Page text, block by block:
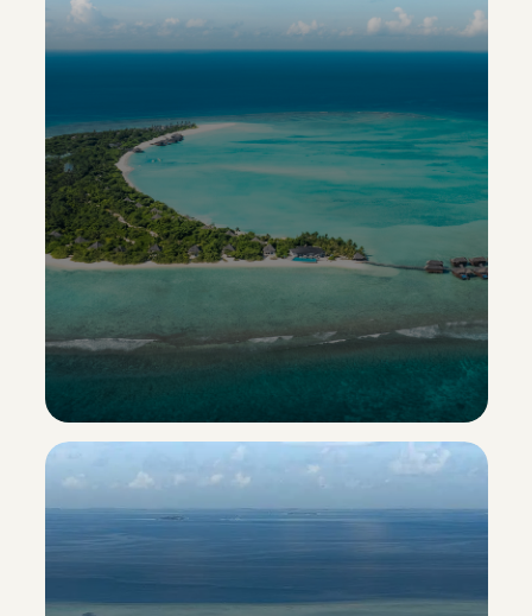
Scopri il resort ->
Hideaway Beach Resort & Spa
Esclusiva Sporting Vacanze
Scopri il resort ->